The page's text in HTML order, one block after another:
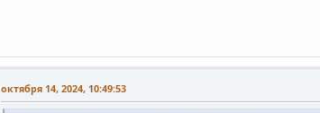
октября 14, 2024, 10:49:53